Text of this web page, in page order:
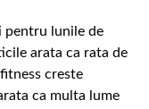
pentru lunile de
arata ca rata de
creste
ca multa lume